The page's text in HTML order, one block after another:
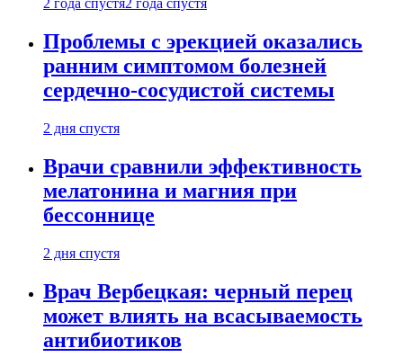
2 года спустя2 года спустя
Проблемы с эрекцией оказались
ранним симптомом болезней
сердечно-сосудистой системы
2 дня спустя
Врачи сравнили эффективность
мелатонина и магния при
бессоннице
2 дня спустя
Врач Вербецкая: черный перец
может влиять на всасываемость
антибиотиков